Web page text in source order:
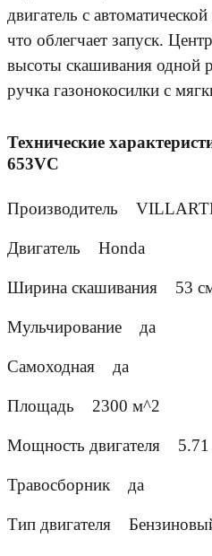
двигатель с
что облегчает запуск.
высоты скашивания одной
ручка газонокосилки с
Технические
653VС
Производитель
Двигатель Honda
Ширина скашивания 53
Мульчирование да
Самоходная да
Площадь 2300 м^2
Мощность двигателя 5.71
Травосборник да
Тип двигателя